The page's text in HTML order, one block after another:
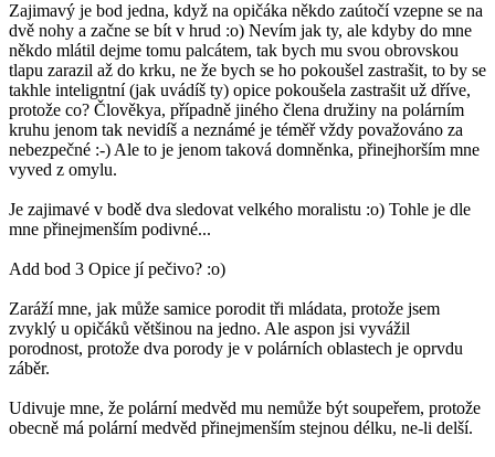
Zajimavý je bod jedna, když na opičáka někdo zaútočí vzepne se na
dvě nohy a začne se bít v hrud :o) Nevím jak ty, ale kdyby do mne
někdo mlátil dejme tomu palcátem, tak bych mu svou obrovskou
tlapu zarazil až do krku, ne že bych se ho pokoušel zastrašit, to by se
takhle inteligntní (jak uvádíš ty) opice pokoušela zastrašit už dříve,
protože co? Člověkya, případně jiného člena družiny na polárním
kruhu jenom tak nevidíš a neznámé je téměř vždy považováno za
nebezpečné :-) Ale to je jenom taková domněnka, přinejhorším mne
vyved z omylu.
Je zajimavé v bodě dva sledovat velkého moralistu :o) Tohle je dle
mne přinejmenším podivné...
Add bod 3 Opice jí pečivo? :o)
Zaráží mne, jak může samice porodit tři mládata, protože jsem
zvyklý u opičáků většinou na jedno. Ale aspon jsi vyvážil
porodnost, protože dva porody je v polárních oblastech je oprvdu
záběr.
Udivuje mne, že polární medvěd mu nemůže být soupeřem, protože
obecně má polární medvěd přinejmenším stejnou délku, ne-li delší.